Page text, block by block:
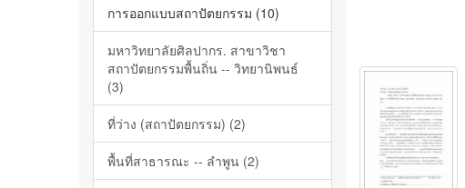
การออกแบบสถาปัตยกรรม (10)
มหาวิทยาลัยศิลปากร. สาขาวิชา
สถาปัตยกรรมพื้นถิ่น -- วิทยานิพนธ์
(3)
ที่ว่าง (สถาปัตยกรรม) (2)
พื้นที่สาธารณะ -- ลำพูน (2)